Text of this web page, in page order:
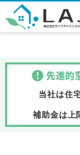
先進的
当社は住
補助金は上